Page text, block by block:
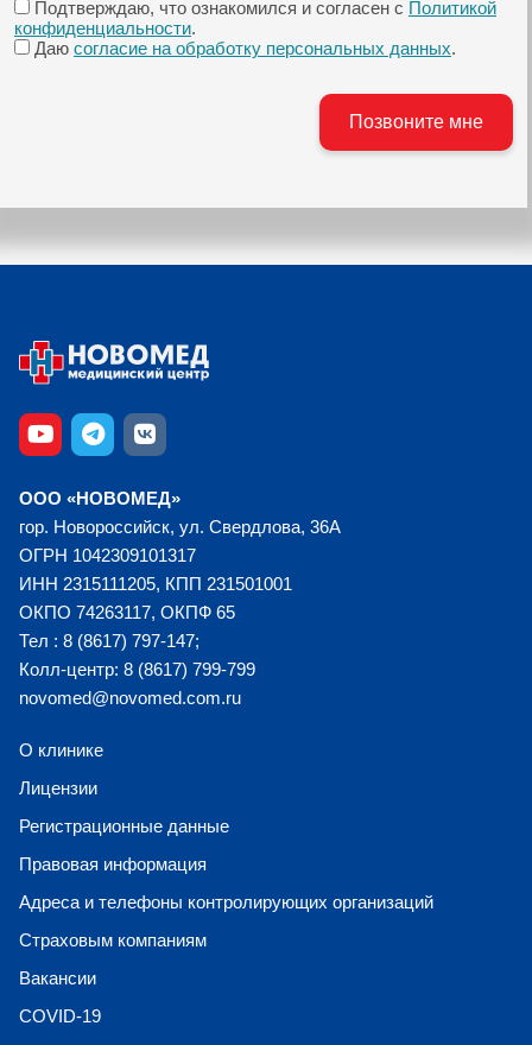
Подтверждаю, что ознакомился и согласен с Политикой
конфиденциальности.
Даю согласие на обработку персональных данных.
ООО «НОВОМЕД»
гор. Новороссийск, ул. Свердлова, 36А
ОГРН 1042309101317
ИНН 2315111205, КПП 231501001
ОКПО 74263117, ОКПФ 65
Тел : 8 (8617) 797-147;
Колл-центр: 8 (8617) 799-799
novomed@novomed.com.ru
О клинике
Лицензии
Регистрационные данные
Правовая информация
Адреса и телефоны контролирующих организаций
Страховым компаниям
Вакансии
COVID-19